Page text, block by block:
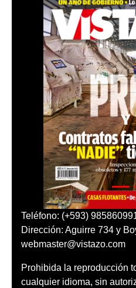
Teléfono: (+593)
Dirección: Aguirre 734 y
webmaster@vistazo.com
Prohibida la reproducción
cualquier idioma, sin